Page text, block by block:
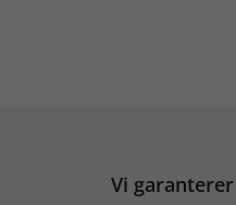
Vi garanterer